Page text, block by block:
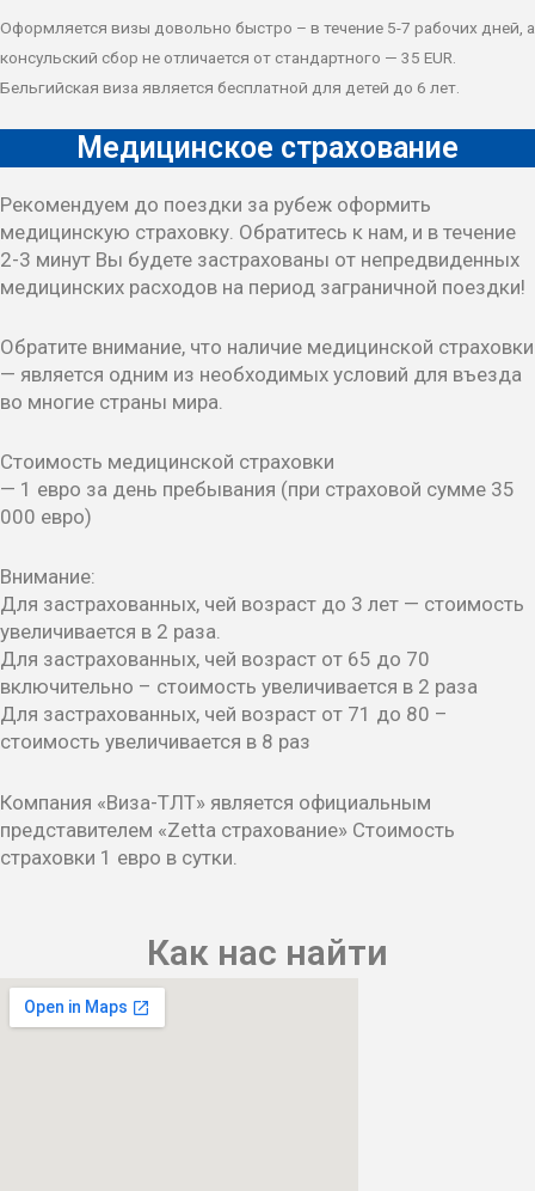
Оформляется визы довольно быстро – в течение 5-7 рабочих дней, а
консульский сбор не отличается от стандартного — 35 EUR.
Бельгийская виза является бесплатной для детей до 6 лет.
Медицинское страхование
Рекомендуем до поездки за рубеж оформить
медицинскую страховку. Обратитесь к нам, и в течение
2-3 минут Вы будете застрахованы от непредвиденных
медицинских расходов на период заграничной поездки!
Обратите внимание, что наличие медицинской страховки
— является одним из необходимых условий для въезда
во многие страны мира.
Стоимость медицинской страховки
— 1 евро за день пребывания (при страховой сумме 35
000 евро)
Внимание:
Для застрахованных, чей возраст до 3 лет — стоимость
увеличивается в 2 раза.
Для застрахованных, чей возраст от 65 до 70
включительно – стоимость увеличивается в 2 раза
Для застрахованных, чей возраст от 71 до 80 –
стоимость увеличивается в 8 раз
Компания «Виза-ТЛТ» является официальным
представителем «Zetta страхование» Стоимость
страховки 1 евро в сутки.
Как нас найти